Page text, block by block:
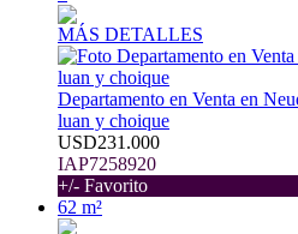
MÁS DETALLES
Departamento en Venta en
luan y choique
USD231.000
IAP7258920
+/- Favorito
62 m²